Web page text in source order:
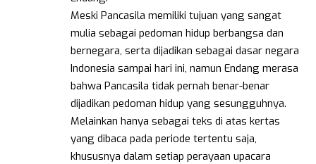
Meski Pancasila memiliki tujuan yang sangat
mulia sebagai pedoman hidup berbangsa dan
bernegara, serta dijadikan sebagai dasar negara
Indonesia sampai hari ini, namun Endang merasa
bahwa Pancasila tidak pernah benar-benar
dijadikan pedoman hidup yang sesungguhnya.
Melainkan hanya sebagai teks di atas kertas
yang dibaca pada periode tertentu saja,
khususnya dalam setiap perayaan upacara